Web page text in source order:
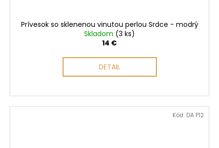
Prívesok so sklenenou vinutou perlou Srdce - modrý
Skladom (3 ks)
14 €
DETAIL
Kód: DA P12